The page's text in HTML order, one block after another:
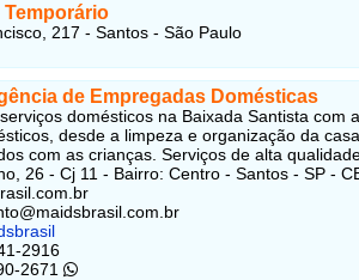
Temporário
217 - Santos - São Paulo
de Empregadas Domésticas
domésticos na Baixada Santista com
desde a limpeza e organização da
com as crianças. Serviços de alta
26 - Cj 11 - Bairro: Centro - Santos - SP -
2916
2671